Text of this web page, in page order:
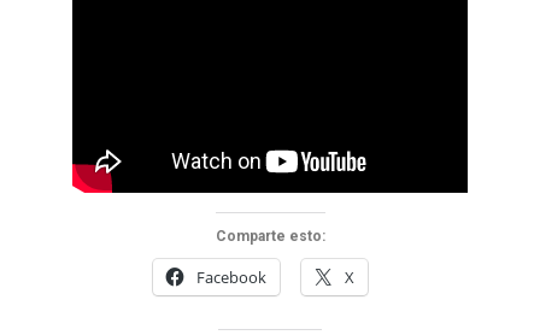
Comparte esto:
Facebook X